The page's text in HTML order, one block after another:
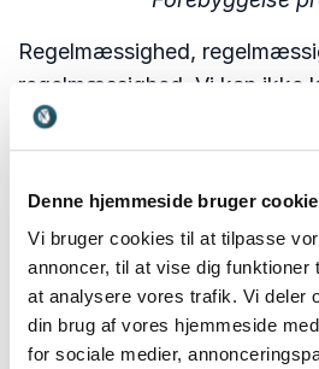
Denne hjemmeside bruger
Vi bruger cookies til at tilpasse
annoncer, til at vise dig funktioner
at analysere vores trafik. Vi deler
din brug af vores hjemmeside
for sociale medier,
Regelmæssighed,
regelmæssighed. Vi kan ikke
vores fysiologi fungerer
står op på nogenlunde
Synkroniseringen sker om
at få så meget morgen/
overhovedet muligt. Mørke
det er kun i mørke, at vi
hormon melatonin, som gør